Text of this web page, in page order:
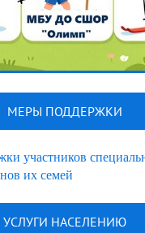
МЕРЫ ПОДДЕРЖКИ
участников
их семей
УСЛУГИ НАСЕЛЕНИЮ